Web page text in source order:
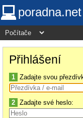
poradna.net
Přihlášení
1 Zadajte svou
2 Zadajte své heslo: